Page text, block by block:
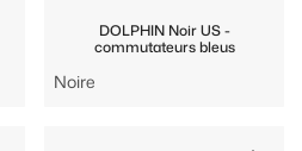
DOLPHIN Noir US -
commutateurs bleus
Noire